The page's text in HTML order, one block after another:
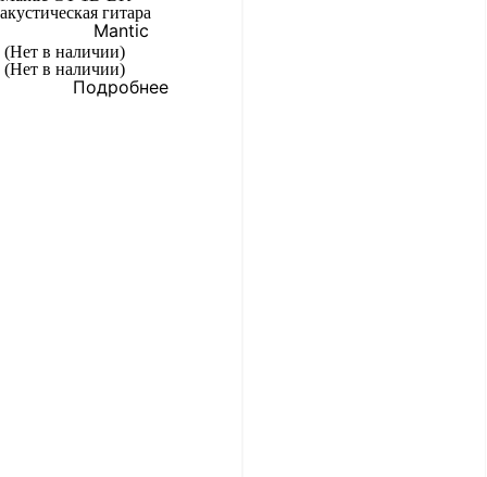
акустическая гитара
Mantic
(Нет в наличии)
(Нет в наличии)
Подробнее